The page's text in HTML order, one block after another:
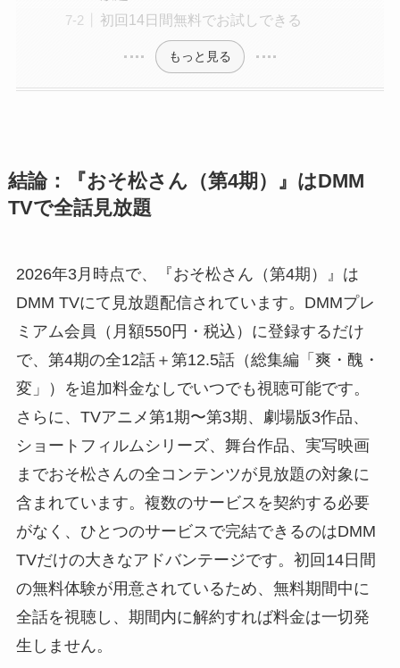
初回14日間無料でお試しできる
もっと見る
結論：『おそ松さん（第4期）』はDMM
TVで全話見放題
2026年3月時点で、『おそ松さん（第4期）』は
DMM TVにて見放題配信されています。DMMプレ
ミアム会員（月額550円・税込）に登録するだけ
で、第4期の全12話＋第12.5話（総集編「爽・醜・
変」）を追加料金なしでいつでも視聴可能です。
さらに、TVアニメ第1期〜第3期、劇場版3作品、
ショートフィルムシリーズ、舞台作品、実写映画
までおそ松さんの全コンテンツが見放題の対象に
含まれています。複数のサービスを契約する必要
がなく、ひとつのサービスで完結できるのはDMM
TVだけの大きなアドバンテージです。初回14日間
の無料体験が用意されているため、無料期間中に
全話を視聴し、期間内に解約すれば料金は一切発
生しません。